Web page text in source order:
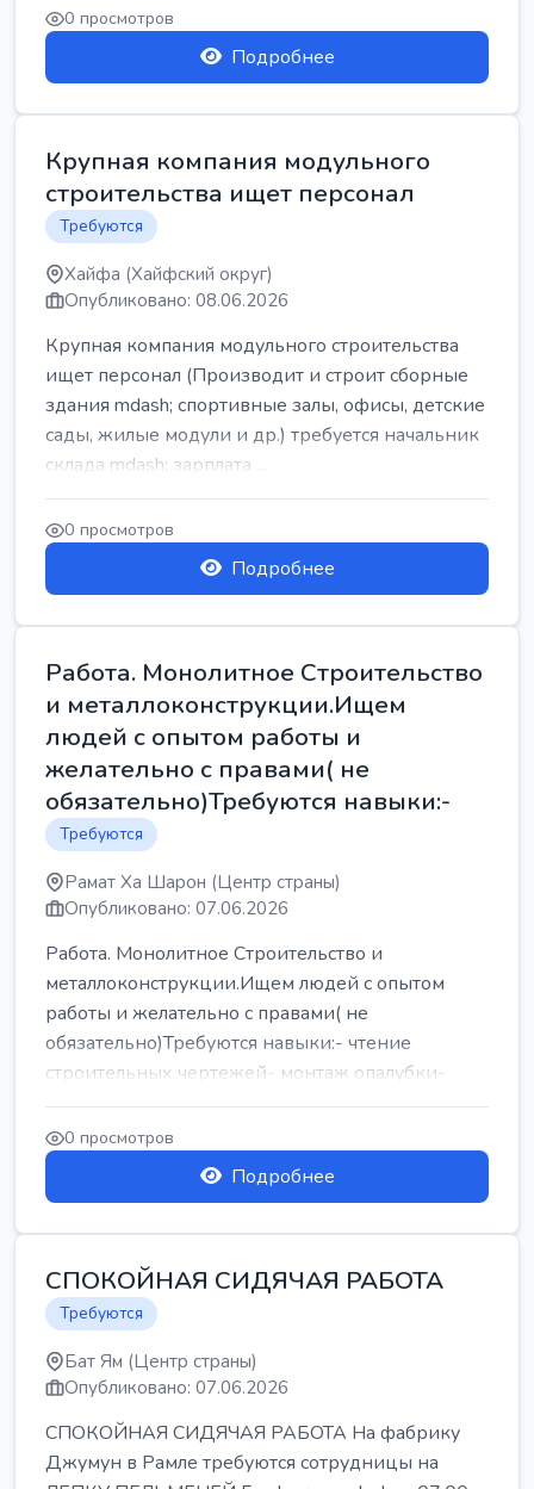
0 просмотров
Подробнее
Крупная компания модульного
строительства ищет персонал
Требуются
Хайфа (Хайфский округ)
Опубликовано: 08.06.2026
Крупная компания модульного строительства
ищет персонал (Производит и строит сборные
здания mdash; спортивные залы, офисы, детские
сады, жилые модули и др.) требуется начальник
склада mdash; зарплата ...
0 просмотров
Подробнее
Работа. Монолитное Строительство
и металлоконструкции.Ищем
людей с опытом работы и
желательно с правами( не
обязательно)Требуются навыки:-
Требуются
Рамат Ха Шарон (Центр страны)
Опубликовано: 07.06.2026
Работа. Монолитное Строительство и
металлоконструкции.Ищем людей с опытом
работы и желательно с правами( не
обязательно)Требуются навыки:- чтение
строительных чертежей- монтаж опалубки-
армокаркасыОпл...
0 просмотров
Подробнее
СПОКОЙНАЯ СИДЯЧАЯ РАБОТА
Требуются
Бат Ям (Центр страны)
Опубликовано: 07.06.2026
СПОКОЙНАЯ СИДЯЧАЯ РАБОТА На фабрику
Джумун в Рамле требуются сотрудницы на